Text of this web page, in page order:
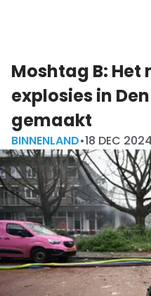
Moshtag B:
explosies in
gemaakt
BINNENLAND•18 DEC